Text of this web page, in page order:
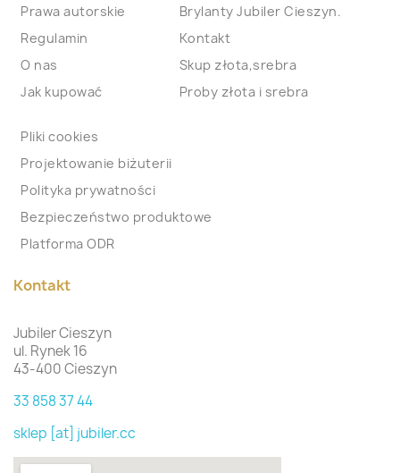
Prawa autorskie
Regulamin
O nas
Jak kupować
Brylanty Jubiler Cieszyn.
Kontakt
Skup złota,srebra
Proby złota i srebra
Pliki cookies
Projektowanie biżuterii
Polityka prywatności
Bezpieczeństwo produktowe
Platforma ODR
Kontakt
Jubiler Cieszyn
ul. Rynek 16
43-400 Cieszyn
33 858 37 44
sklep [at] jubiler.cc